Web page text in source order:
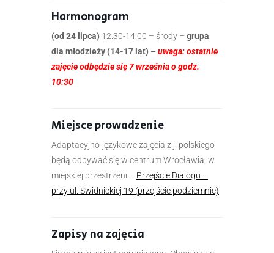
Harmonogram
(od 24 lipca) 12:30-14:00 – środy – grupa
dla młodzieży (14-17 lat) – uwaga: ostatnie
zajęcie odbędzie się 7 września o godz.
10:30
Miejsce prowadzenie
Adaptacyjno-językowe zajęcia z j. polskiego
będą odbywać się w centrum Wrocławia, w
miejskiej przestrzeni – Przejście Dialogu –
przy ul. Świdnickiej 19 (przejście podziemnie)
Zapisy na zajęcia